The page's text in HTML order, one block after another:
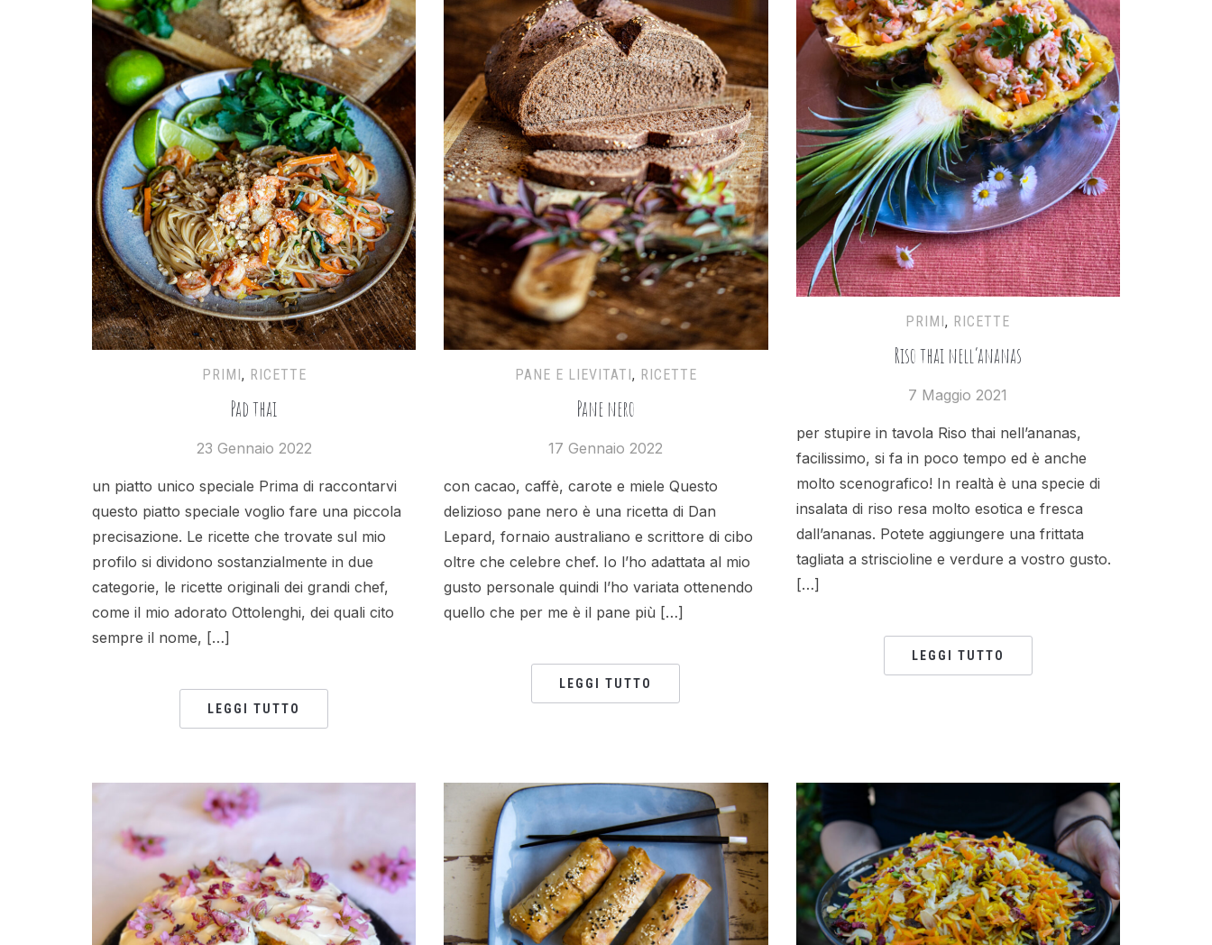
PRIMI, RICETTE
Pad thai
23 Gennaio 2022
un piatto unico speciale Prima di raccontarvi
questo piatto speciale voglio fare una piccola
precisazione. Le ricette che trovate sul mio
profilo si dividono sostanzialmente in due
categorie, le ricette originali dei grandi chef,
come il mio adorato Ottolenghi, dei quali cito
sempre il nome, […]
LEGGI TUTTO
PANE E LIEVITATI, RICETTE
Pane nero
17 Gennaio 2022
con cacao, caffè, carote e miele Questo
delizioso pane nero è una ricetta di Dan
Lepard, fornaio australiano e scrittore di cibo
oltre che celebre chef. Io l’ho adattata al mio
gusto personale quindi l’ho variata ottenendo
quello che per me è il pane più […]
LEGGI TUTTO
PRIMI, RICETTE
Riso thai nell’ananas
7 Maggio 2021
per stupire in tavola Riso thai nell’ananas,
facilissimo, si fa in poco tempo ed è anche
molto scenografico! In realtà è una specie di
insalata di riso resa molto esotica e fresca
dall’ananas. Potete aggiungere una frittata
tagliata a striscioline e verdure a vostro gusto.
[…]
LEGGI TUTTO